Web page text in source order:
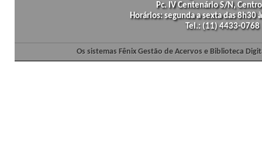
Pc. IV Centenário S/N,
Horários: segunda a sexta das
Tel.: (11) 4433-
Os sistemas Fênix Gestão de Acervos e Biblioteca